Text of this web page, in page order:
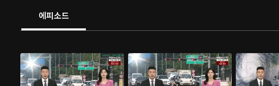
에피소드